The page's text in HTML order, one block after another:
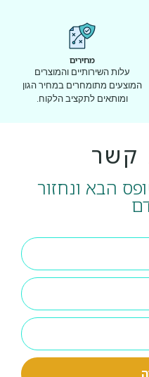
מחירים
עלות השירותיים והמוצרים
המוצעים מתומחרים במחיר הגון
ומותאים לתקציב הלקוח.
קשר
הבא ונחזור